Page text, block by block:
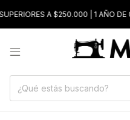
A $250.000 | 1 AÑO DE